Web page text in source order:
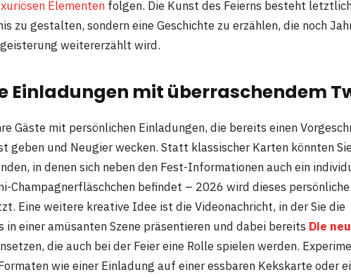
Elementen folgen. Die Kunst des Feierns besteht
zu gestalten, sondern eine Geschichte zu erzählen, die noch
weitererzählt wird.
Einladungen mit überraschendem
Gäste mit persönlichen Einladungen, die bereits einen
geben und Neugier wecken. Statt klassischer Karten könnten
in denen sich neben den Fest-Informationen auch ein
Champagnerfläschchen befindet – 2026 wird dieses
Eine weitere kreative Idee ist die Videonachricht, in der Sie die
einer amüsanten Szene präsentieren und dabei bereits Die
die auch bei der Feier eine Rolle spielen werden.
wie einer Einladung auf einer essbaren Kekskarte oder